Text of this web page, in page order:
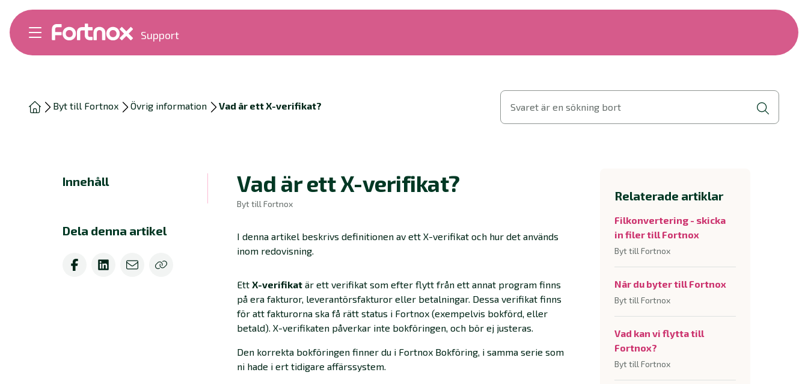
Support
Bokföring
Byt till Fortnox
Support Play
Byt till Fortnox Övrig information Vad är ett X-verifikat? Svaret är en sökning bort
Innehåll
Dela denna artikel
Vad är ett X-verifikat?
Byt till Fortnox
I denna artikel beskrivs definitionen av ett X-verifikat och hur det används
inom redovisning.
Ett X-verifikat är ett verifikat som efter flytt från ett annat program finns
på era fakturor, leverantörsfakturor eller betalningar. Dessa verifikat finns
för att fakturorna ska få rätt status i Fortnox (exempelvis bokförd, eller
betald). X-verifikaten påverkar inte bokföringen, och bör ej justeras.
Den korrekta bokföringen finner du i Fortnox Bokföring, i samma serie som
ni hade i ert tidigare affärssystem.
Relaterade artiklar
Filkonvertering - skicka
in filer till Fortnox
Byt till Fortnox
När du byter till Fortnox
Byt till Fortnox
Vad kan vi flytta till
Fortnox?
Byt till Fortnox